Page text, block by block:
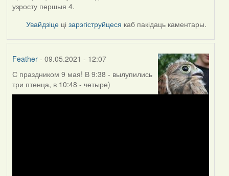
узросту першыя 4.
Увайдзіце цізарэгіструйцеся каб пакідаць каментары.
Feather- 09.05.2021 - 12:07
С праздником 9 мая! В 9:38 - вылупились
три птенца, в 10:48 - четыре)